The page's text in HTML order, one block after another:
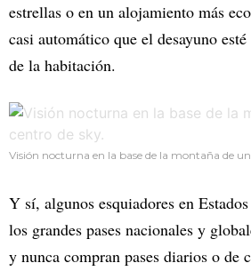
estrellas o en un alojamiento más
casi automático que el desayuno
de la habitación.
Visión nocturna en la base de la montaña de
Y sí, algunos esquiadores en
los grandes pases nacionales y
y nunca compran pases diarios o de